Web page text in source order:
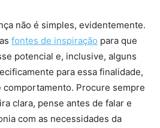
não é simples, evidentemente.
fontes de inspiração para que
potencial e, inclusive, alguns
para essa finalidade,
comportamento. Procure sempre
clara, pense antes de falar e
com as necessidades da